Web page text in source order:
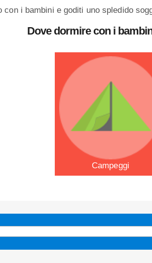
i bambini e goditi uno spledido
Dove dormire con i
Campeggi